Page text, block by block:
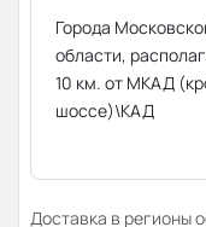
Города
области,
10 км. от МКАД
шоссе)\КАД
Доставка в регионы